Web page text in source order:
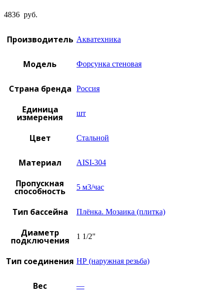
4836 руб.
Производитель Акватехника
Модель Форсунка стеновая
Страна бренда Россия
Единица
измерения шт
Цвет Стальной
Материал AISI-304
Пропускная
способность 5 м3/час
Тип бассейна Плёнка. Мозаика (плитка)
Диаметр
подключения 1 1/2"
Тип соединения НР (наружная резьба)
Вес —